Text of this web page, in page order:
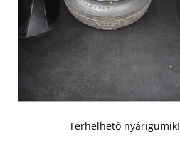
Terhelhető nyárigumik!